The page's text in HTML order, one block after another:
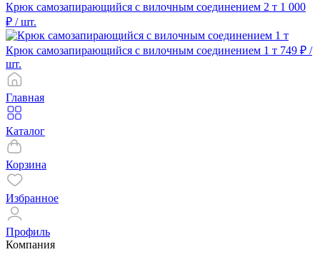
Крюк самозапирающийся с вилочным соединением 2 т 1 000
₽ / шт.
Крюк самозапирающийся с вилочным соединением 1 т 749 ₽ /
шт.
Главная
Каталог
Корзина
Избранное
Профиль
Компания